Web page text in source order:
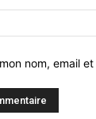
nom, email